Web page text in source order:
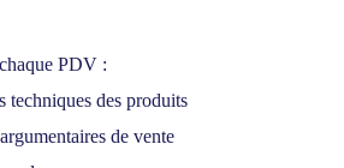
PDV :
techniques des produits
de vente